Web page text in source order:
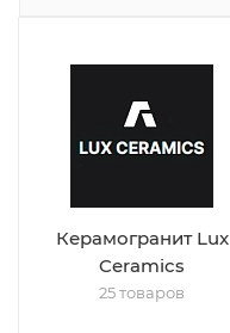
Керамогранит Lux
Ceramics
25 товаров